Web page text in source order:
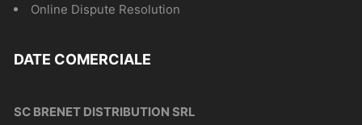
Online Dispute Resolution
DATE COMERCIALE
SC BRENET DISTRIBUTION SRL